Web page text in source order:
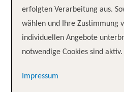
erfolgten Verarbeitung aus.
wählen und Ihre Zustimmung
individuellen Angebote
notwendige Cookies sind aktiv.
Impressum